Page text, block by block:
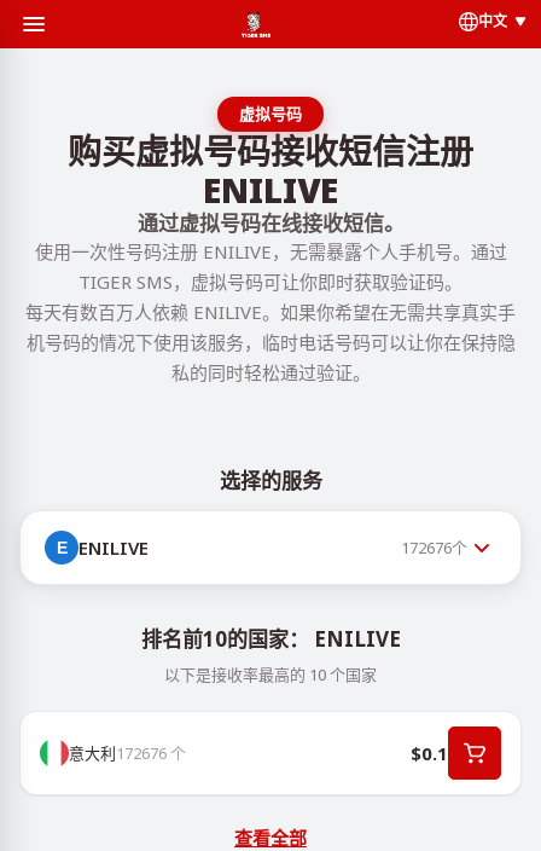
中文
虚拟号码
购买虚拟号码接收短信注册
ENILIVE
通过虚拟号码在线接收短信。
使用一次性号码注册 ENILIVE，无需暴露个人手机号。通过
TIGER SMS，虚拟号码可让你即时获取验证码。
每天有数百万人依赖 ENILIVE。如果你希望在无需共享真实手
机号码的情况下使用该服务，临时电话号码可以让你在保持隐
私的同时轻松通过验证。
选择的服务
ENILIVE 172676个
排名前10的国家： ENILIVE
以下是接收率最高的 10 个国家
意大利172676个 $0.1
查看全部